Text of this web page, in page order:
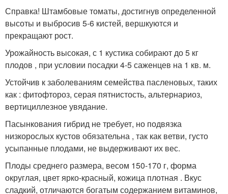
Справка! Штамбовые томаты, достигнув определенной
высоты и выбросив 5-6 кистей, вершкуются и
прекращают рост.
Урожайность высокая, с 1 кустика собирают до 5 кг
плодов , при условии посадки 4-5 саженцев на 1 кв. м.
Устойчив к заболеваниям семейства пасленовых, таких
как : фитофтороз, серая пятнистость, альтернариоз,
вертициллезное увядание.
Пасынкования гибрид не требует, но подвязка
низкорослых кустов обязательна , так как ветви, густо
усыпанные плодами, не выдерживают их вес.
Плоды среднего размера, весом 150-170 г, форма
округлая, цвет ярко-красный, кожица плотная . Вкус
сладкий, отличаются богатым содержанием витаминов,